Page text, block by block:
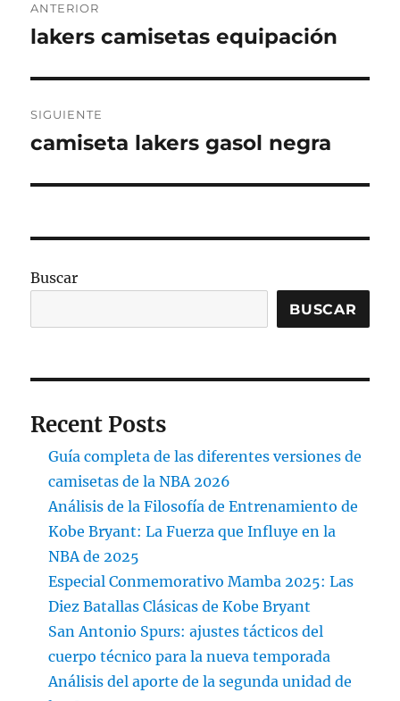
de
ANTERIOR
Entrada
lakers camisetas equipación
SIGUIENTE
Entrada
camiseta lakers gasol negra
Buscar
BUSCAR
Recent Posts
Guía completa de las diferentes versiones de
camisetas de la NBA 2026
Análisis de la Filosofía de Entrenamiento de
Kobe Bryant: La Fuerza que Influye en la
NBA de 2025
Especial Conmemorativo Mamba 2025: Las
Diez Batallas Clásicas de Kobe Bryant
San Antonio Spurs: ajustes tácticos del
cuerpo técnico para la nueva temporada
Análisis del aporte de la segunda unidad de